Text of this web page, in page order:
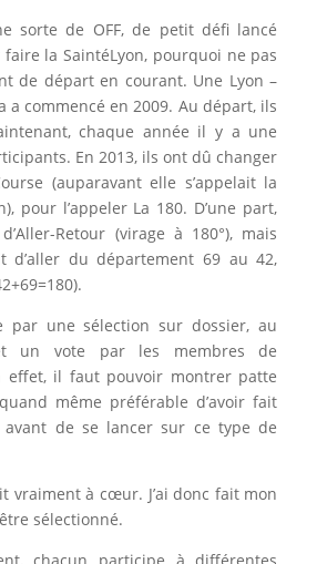
sorte de OFF, de petit défi lancé
faire la SaintéLyon, pourquoi ne pas
de départ en courant. Une Lyon –
a commencé en 2009. Au départ, ils
chaque année il y a une
En 2013, ils ont dû changer
(auparavant elle s’appelait la
pour l’appeler La 180. D’une part,
Retour (virage à 180°), mais
d’aller du département 69 au 42,
par une sélection sur dossier, au
un vote par les membres de
effet, il faut pouvoir montrer patte
même préférable d’avoir fait
avant de se lancer sur ce type de
vraiment à cœur. J’ai donc fait mon
sélectionné.